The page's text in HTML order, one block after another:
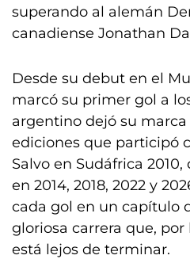
superando al alemán
canadiense Jonathan
Desde su debut en el
marcó su primer gol a
argentino dejó su
ediciones que participó
Salvo en Sudáfrica
en 2014, 2018, 2022 y
cada gol en un capítulo
gloriosa carrera que, por
está lejos de terminar.